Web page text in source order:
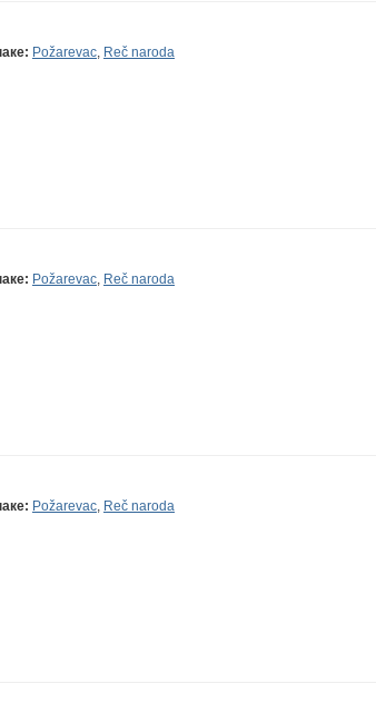
Požarevac, Reč naroda
Požarevac, Reč naroda
Požarevac, Reč naroda